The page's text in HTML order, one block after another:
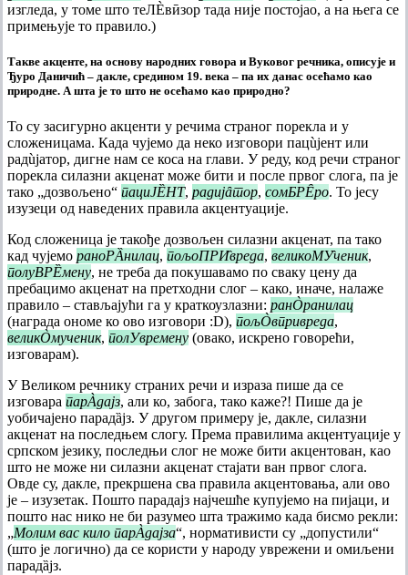
изгледа, у томе што теЛÈвӣзор тада није постојао, а на њега се
примењује то правило.)
Такве акценте, на основу народних говора и Вуковог речника, описује и
Ђуро Даничић – дакле, средином 19. века – па их данас осећамо као
природне. А шта је то што не осећамо као природно?
То су засигурно акценти у речима страног порекла и у
сложеницама. Када чујемо да неко изговори пацùјент или
радùјатор, дигне нам се коса на глави. У реду, код речи страног
порекла силазни акценат може бити и после првог слога, па је
тако „дозвољено“ пациЈȄНТ, радијȃтор, сомБРȆро. То јесу
изузеци од наведених правила акцентуације.
Код сложеница је такође дозвољен силазни акценат, па тако
кад чујемо раноРȀнилац, пољоПРИ̏вреда, великоМУ̏ченик,
полуВРȄмену, не треба да покушавамо по сваку цену да
пребацимо акценат на претходни слог – како, иначе, налаже
правило – стављајући га у краткоузлазни: ранÒранилац
(награда ономе ко ово изговори :D), пољÒвпривреда,
великÒмученик, полУвремену (овако, искрено говорећи,
изговарам).
У Великом речнику страних речи и израза пише да се
изговара парÀдајз, али ко, забога, тако каже?! Пише да је
уобичајено парадȁјз. У другом примеру је, дакле, силазни
акценат на последњем слогу. Према правилима акцентуације у
српском језику, последњи слог не може бити акцентован, као
што не може ни силазни акценат стајати ван првог слога.
Овде су, дакле, прекршена сва правила акцентовања, али ово
је – изузетак. Пошто парадајз најчешће купујемо на пијаци, и
пошто нас нико не би разумео шта тражимо када бисмо рекли:
„Молим вас кило парÀдајза“, нормативисти су „допустили“
(што је логично) да се користи у народу уврежени и омиљени
парадȁјз.